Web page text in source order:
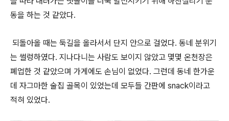
동을 하는 것 같았다.
되돌아올 때는 둑길을 올라서서 단지 안으로 걸었다. 동네 분위기
는 썰렁하였다. 지나다니는 사람도 보이지 않았고 몇몇 온천장은
폐업한 것 같았으며 가게에도 손님이 없었다. 그런데 동네 한가운
데 자그마한 술집 골목이 있었는데 모두들 간판에 snack이라고
적혀 있었다.